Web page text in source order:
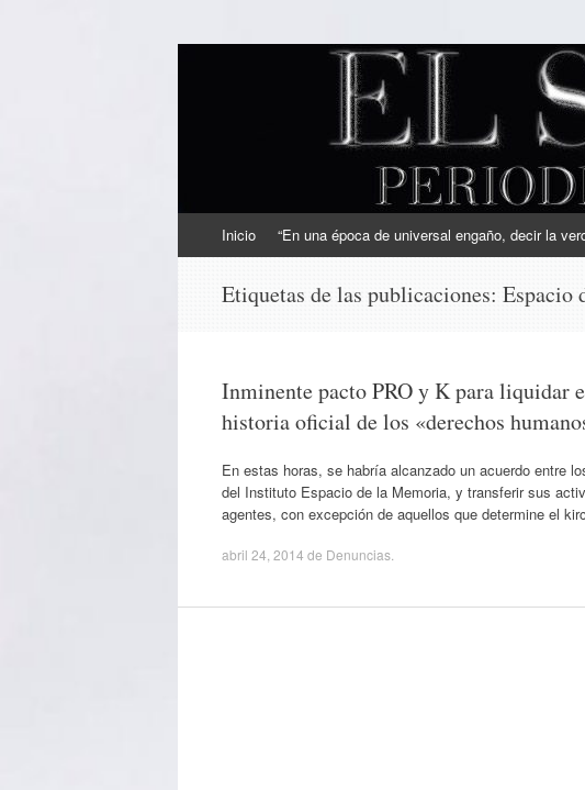
EL SINDICAL
Periodismo Inteligente
al
Inicio “En una época de universal engaño, decir la
Etiquetas de las publicaciones: Espacio
Inminente pacto PRO y K para
historia oficial de los «derechos
En estas horas, se habría alcanzado un acuerdo entre
del Instituto Espacio de la Memoria, y transferir sus
agentes, con excepción de aquellos que determine el
abril 24, 2014 de Denuncias